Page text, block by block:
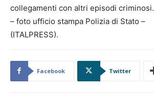
collegamenti con altri episodi criminosi.
– foto ufficio stampa Polizia di Stato –
(ITALPRESS).
Facebook Twitter